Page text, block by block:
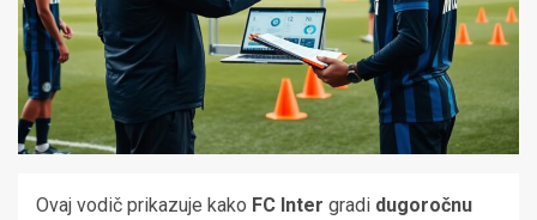
Ovaj vodič prikazuje kako FC Inter gradi dugoročnu